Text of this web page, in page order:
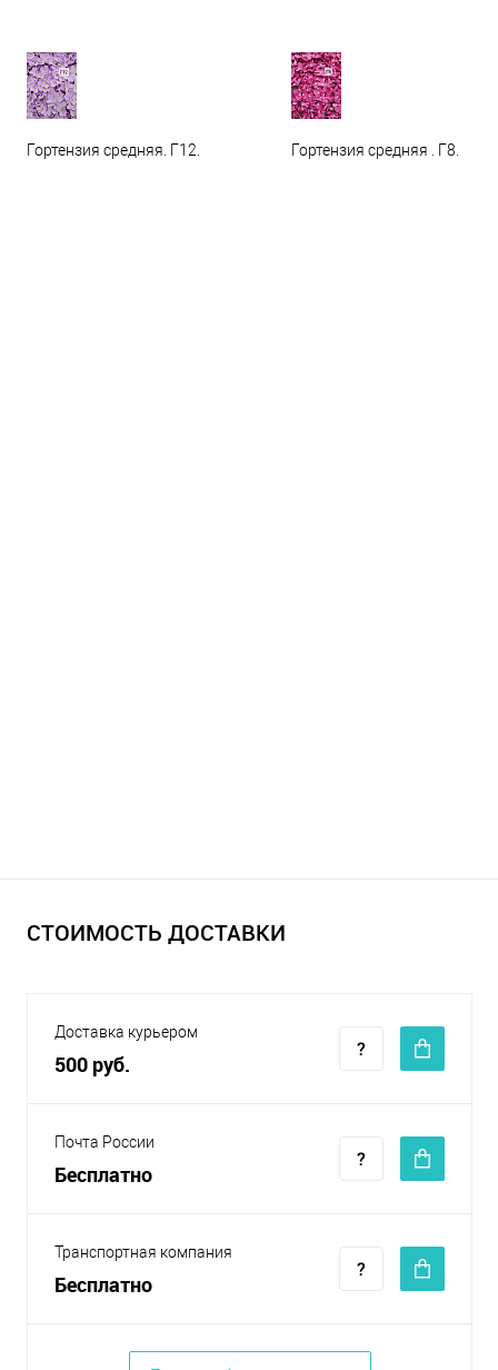
Гортензия средняя. Г12. Гортензия средняя . Г8.
СТОИМОСТЬ ДОСТАВКИ
Доставка курьером
500 руб.
Почта России
Бесплатно
Транспортная компания
Бесплатно